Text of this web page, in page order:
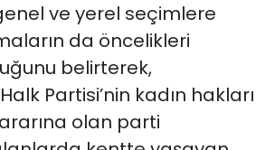
ve yerel seçimlere
da öncelikleri
belirterek,
Partisi’nin kadın hakları
olan parti